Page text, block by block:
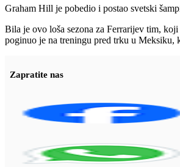
Graham Hill je pobedio i postao svetski
Bila je ovo loša sezona za Ferrarijev tim,
poginuo je na treningu pred trku u Meksiku,
Zapratite nas